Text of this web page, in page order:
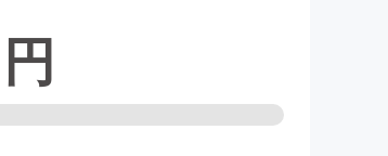
ファッション
円